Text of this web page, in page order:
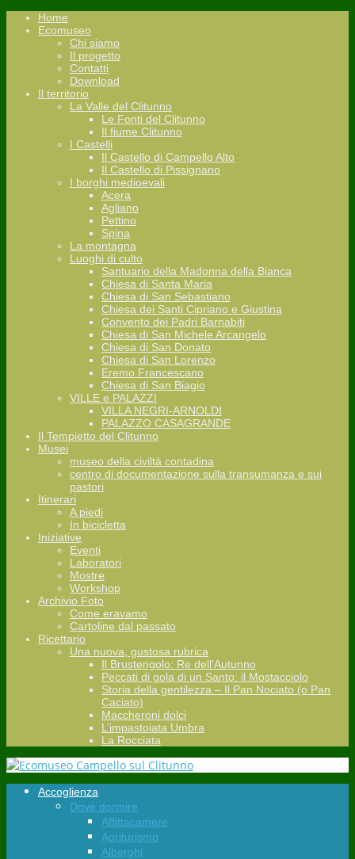
Home
Ecomuseo
Chi siamo
Il progetto
Contatti
Download
Il territorio
La Valle del Clitunno
Le Fonti del Clitunno
Il fiume Clitunno
I Castelli
Il Castello di Campello Alto
Il Castello di Pissignano
I borghi medioevali
Acera
Agliano
Pettino
Spina
La montagna
Luoghi di culto
Santuario della Madonna della Bianca
Chiesa di Santa Maria
Chiesa di San Sebastiano
Chiesa dei Santi Cipriano e Giustina
Convento dei Padri Barnabiti
Chiesa di San Michele Arcangelo
Chiesa di San Donato
Chiesa di San Lorenzo
Eremo Francescano
Chiesa di San Biagio
VILLE e PALAZZI
VILLA NEGRI-ARNOLDI
PALAZZO CASAGRANDE
Il Tempietto del Clitunno
Musei
museo della civiltà contadina
centro di documentazione sulla transumanza e sui
pastori
Itinerari
A piedi
In bicicletta
Iniziative
Eventi
Laboratori
Mostre
Workshop
Archivio Foto
Come eravamo
Cartoline dal passato
Ricettario
Una nuova, gustosa rubrica
Il Brustengolo: Re dell’Autunno
Peccati di gola di un Santo: il Mostacciolo
Storia della gentilezza – Il Pan Nociato (o Pan
Caciato)
Maccheroni dolci
L’impastoiata Umbra
La Rocciata
Accoglienza
Dove dormire
Affittacamere
Agriturismo
Alberghi